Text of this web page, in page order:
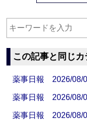
この記事と同じ
薬事日報 2026/08/
薬事日報 2026/08/
薬事日報 2026/08/